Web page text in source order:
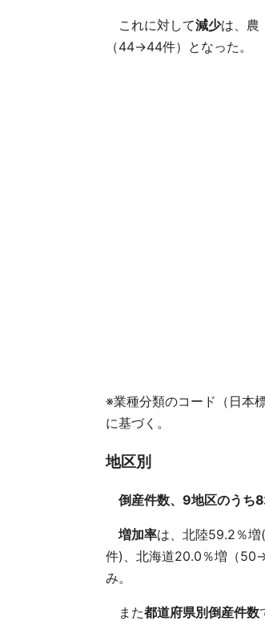
これに対して減少は、農
（44→44件）となった。
※業種分類のコード（日本
に基づく。
地区別
倒産件数、9地区のうち
増加率は、北陸59.2％
件)、北海道20.0％増（
み。
また都道府県別倒産件数